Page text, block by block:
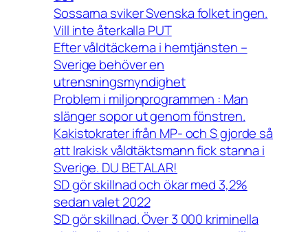
Sossarna sviker Svenska folket ingen.
Vill inte återkalla PUT
Efter våldtäckerna i hemtjänsten –
Sverige behöver en
utrensningsmyndighet
Problem i miljonprogrammen : Man
slänger sopor ut genom fönstren.
Kakistokrater ifrån MP- och S gjorde så
att Irakisk våldtäktsmann fick stanna i
Sverige. DU BETALAR!
SD gör skillnad och ökar med 3,2%
sedan valet 2022
SD gör skillnad. Över 3 000 kriminella